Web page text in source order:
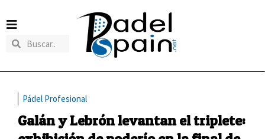
Pádel Profesional
Galán y Lebrón levantan el triplete: